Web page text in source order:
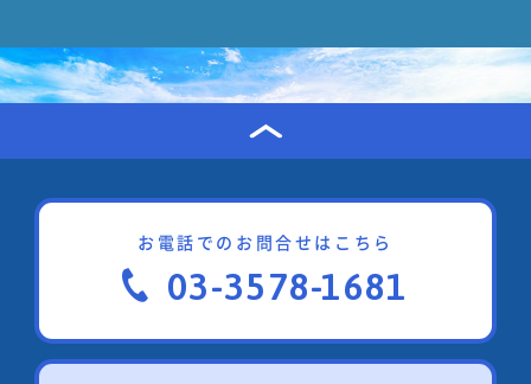
お電話でのお問合せはこちら
03-3578-1681